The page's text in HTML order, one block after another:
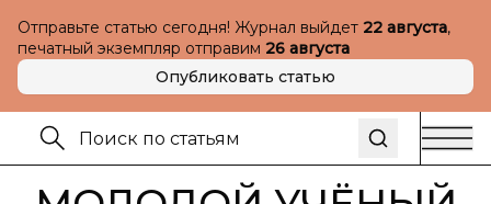
Отправьте статью сегодня! Журнал выйдет 22 августа,
печатный экземпляр отправим 26 августа
Опубликовать статью